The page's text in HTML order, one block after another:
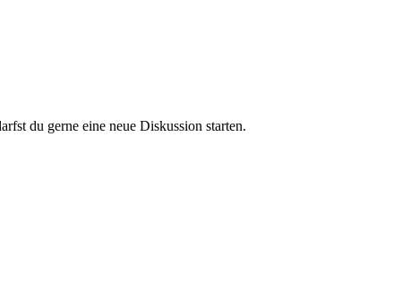
du gerne eine neue Diskussion starten.